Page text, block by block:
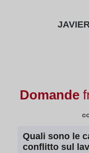
Domande
Quali sono le
conflitto sul